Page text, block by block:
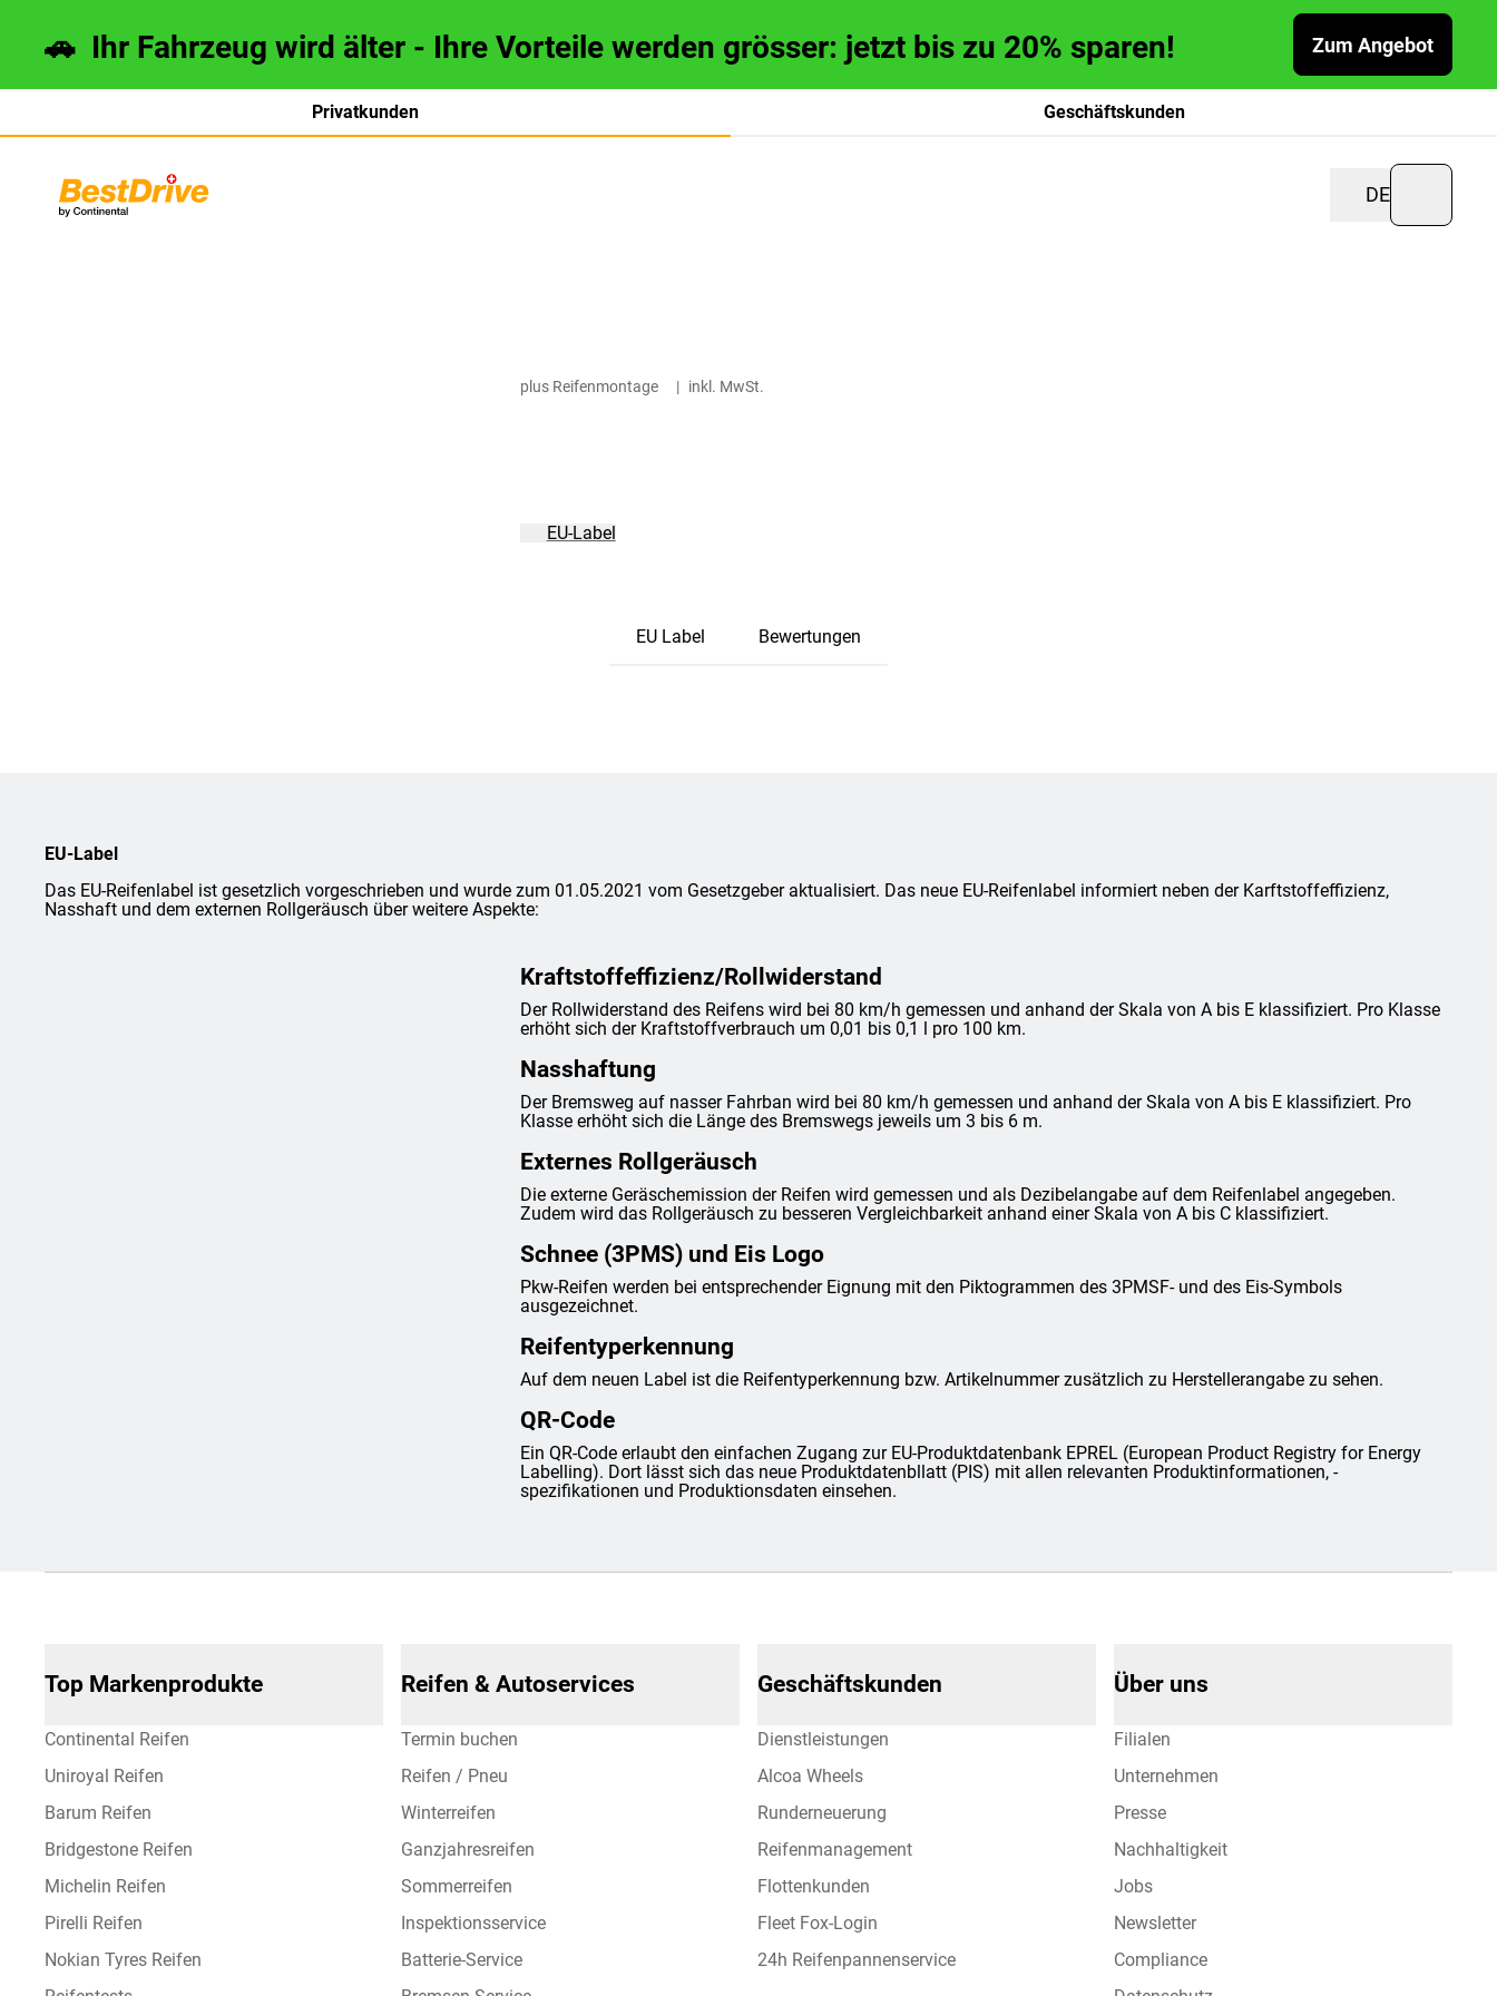
🚗 Ihr Fahrzeug wird älter - Ihre Vorteile werden grösser: jetzt bis zu 20% sparen! Zum Angebot
Privatkunden Geschäftskunden
DE
français
plus Reifenmontage | inkl. MwSt.
EU-Label
EU Label Bewertungen
EU-Label
Das EU-Reifenlabel ist gesetzlich vorgeschrieben und wurde zum 01.05.2021 vom Gesetzgeber aktualisiert. Das neue EU-Reifenlabel informiert neben der Karftstoffeffizienz,
Nasshaft und dem externen Rollgeräusch über weitere Aspekte:
Kraftstoffeffizienz/Rollwiderstand
Der Rollwiderstand des Reifens wird bei 80 km/h gemessen und anhand der Skala von A bis E klassifiziert. Pro Klasse
erhöht sich der Kraftstoffverbrauch um 0,01 bis 0,1 l pro 100 km.
Nasshaftung
Der Bremsweg auf nasser Fahrban wird bei 80 km/h gemessen und anhand der Skala von A bis E klassifiziert. Pro
Klasse erhöht sich die Länge des Bremswegs jeweils um 3 bis 6 m.
Externes Rollgeräusch
Die externe Geräschemission der Reifen wird gemessen und als Dezibelangabe auf dem Reifenlabel angegeben.
Zudem wird das Rollgeräusch zu besseren Vergleichbarkeit anhand einer Skala von A bis C klassifiziert.
Schnee (3PMS) und Eis Logo
Pkw-Reifen werden bei entsprechender Eignung mit den Piktogrammen des 3PMSF- und des Eis-Symbols
ausgezeichnet.
Reifentyperkennung
Auf dem neuen Label ist die Reifentyperkennung bzw. Artikelnummer zusätzlich zu Herstellerangabe zu sehen.
QR-Code
Ein QR-Code erlaubt den einfachen Zugang zur EU-Produktdatenbank EPREL (European Product Registry for Energy
Labelling). Dort lässt sich das neue Produktdatenbllatt (PIS) mit allen relevanten Produktinformationen, -
spezifikationen und Produktionsdaten einsehen.
Top Markenprodukte
Continental Reifen
Uniroyal Reifen
Barum Reifen
Bridgestone Reifen
Michelin Reifen
Pirelli Reifen
Nokian Tyres Reifen
Reifen & Autoservices
Termin buchen
Reifen / Pneu
Winterreifen
Ganzjahresreifen
Sommerreifen
Inspektionsservice
Batterie-Service
Geschäftskunden
Dienstleistungen
Alcoa Wheels
Runderneuerung
Reifenmanagement
Flottenkunden
Fleet Fox-Login
24h Reifenpannenservice
Über uns
Filialen
Unternehmen
Presse
Nachhaltigkeit
Jobs
Newsletter
Compliance